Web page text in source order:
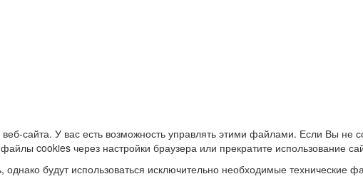
сайта. У вас есть возможность управлять этими файлами. Если Вы не
cookies через настройки браузера или прекратите использование
будут использоваться исключительно необходимые технические